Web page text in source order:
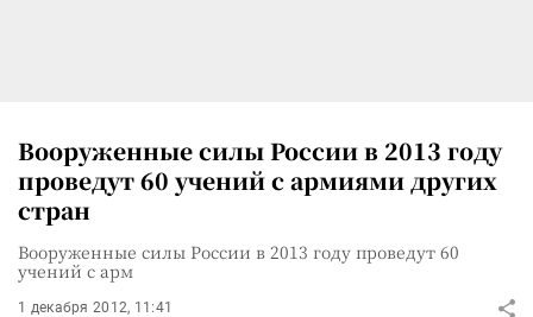
Вооруженные силы России в 2013 году
проведут 60 учений с армиями других
стран
Вооруженные силы России в 2013 году проведут 60
учений с арм
1 декабря 2012, 11:41